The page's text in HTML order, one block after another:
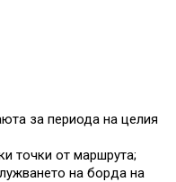
за периода на целия
точки от маршрута;
на борда на